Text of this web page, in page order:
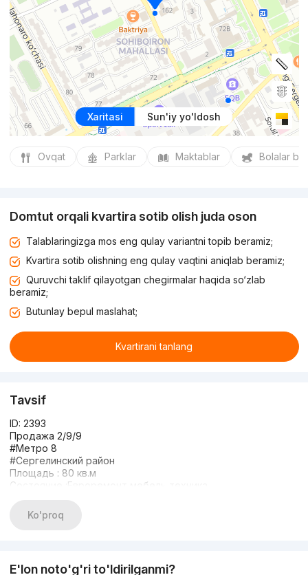
Xaritasi Sun'iy yo'ldosh
Ovqat Parklar Maktablar Bolalar
Domtut orqali kvartira sotib olish juda oson
Talablaringizga mos eng qulay variantni topib beramiz;
Kvartira sotib olishning eng qulay vaqtini aniqlab beramiz;
Quruvchi taklif qilayotgan chegirmalar haqida so‘zlab
beramiz;
Butunlay bepul maslahat;
Kvartirani tanlang
Tavsif
ID: 2393
Продажа 2/9/9
#Метро 8
#Сергелинский район
Площадь : 80 кв.м
Состояние :Евроремонт,мебель,техника
Цена : 85000$
+998 77 267 71 11
Ko'proq
E'lon noto'g'ri to'ldirilganmi?